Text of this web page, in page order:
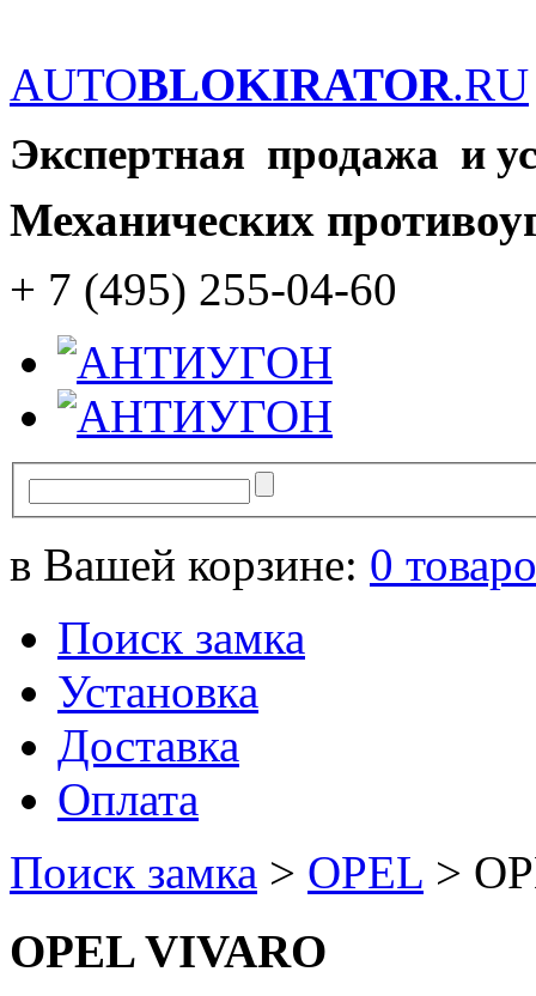
AUTOBLOKIRATOR.RU
Экспертная продажа и
Механических
+ 7 (495) 255-04-60
в Вашей корзине: 0
Поиск замка
Установка
Доставка
Оплата
Поиск замка > OPEL >
OPEL VIVARO